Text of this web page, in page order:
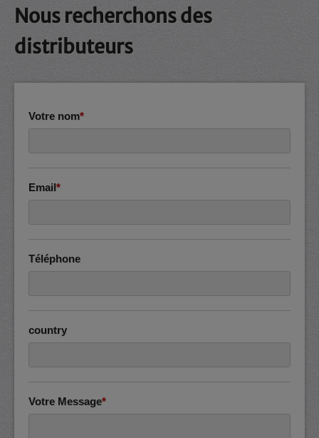
Produits
Matières Premières
Nous recherchons des
distributeurs
Votre nom*
Email*
Téléphone
country
Votre Message*